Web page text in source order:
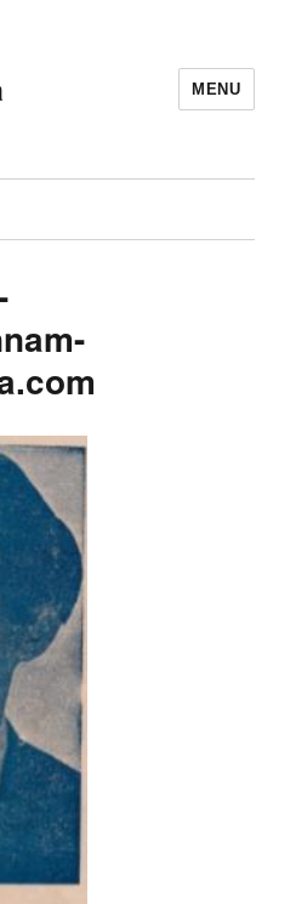
MENU